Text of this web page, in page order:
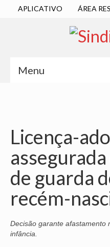
APLICATIVO ÁREA
Menu
DIRETORIA
ESTATUTO
ATAS
LOCALIZAÇÃO
QUEM SOMOS
Licença-
de guarda
recém-
Decisão garante afastamento
infância.